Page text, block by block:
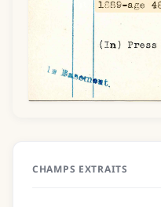
CHAMPS EXTRAITS